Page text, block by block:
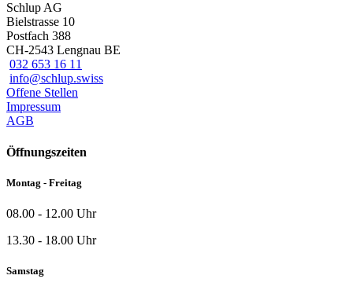
Schlup AG
Bielstrasse 10
Postfach 388
CH-2543 Lengnau BE
032 653 16 11
info@schlup.swiss
Offene Stellen
Impressum
AGB
Öffnungszeiten
Montag - Freitag
08.00 - 12.00 Uhr
13.30 - 18.00 Uhr
Samstag